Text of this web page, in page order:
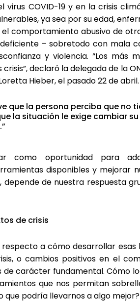
COVID-19 y en la crisis
ya sea por su edad,
comportamiento abusivo de
– sobretodo con mala
y violencia. “Los más
declaró la delegada de la
Hieber, el pasado 22 de abril.
que la persona perciba que no
la situación le exige cambiar su
como oportunidad para
disponibles y mejorar
de nuestra respuesta
de crisis
a cómo desarrollar esas
o cambios positivos en el
carácter fundamental. Cómo
que nos permitan
podría llevarnos a algo mejor?